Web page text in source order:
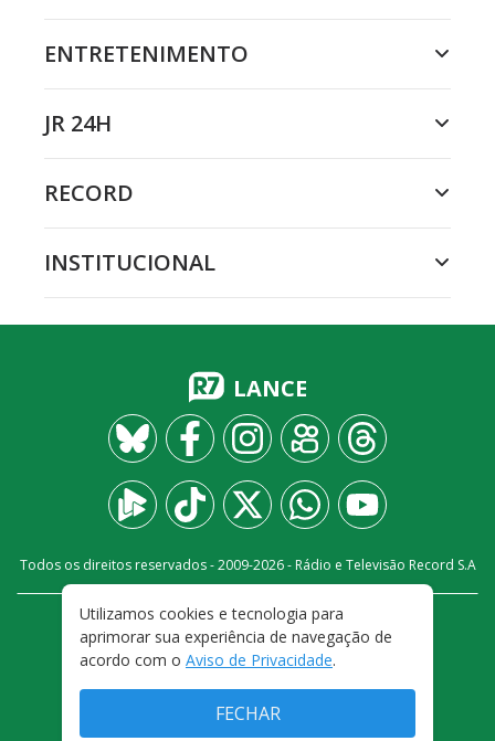
ENTRETENIMENTO
JR 24H
RECORD
INSTITUCIONAL
LANCE
Todos os direitos reservados - 2009-2026- Rádio e Televisão Record S.A
FALE CONOSCO
PRIVACIDADE
TERMOS E CONDIÇÕES DE USO
Utilizamos cookies e tecnologia para
aprimorar sua experiência de navegação de
acordo com o Aviso de Privacidade.
FECHAR